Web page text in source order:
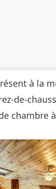
à la
de-
chambre